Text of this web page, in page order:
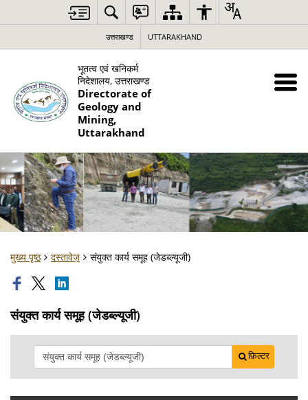
उत्तराखण्ड UTTARAKHAND
भूतत्व एवं खनिकर्म
निदेशालय, उत्तराखण्ड
Directorate of
Geology and
Mining,
Uttarakhand
मुख्य पृष्ठ दस्तावेज़ संयुक्त कार्य समूह (जेडब्ल्यूजी)
संयुक्त कार्य समूह (जेडब्ल्यूजी)
फ़िल्टर